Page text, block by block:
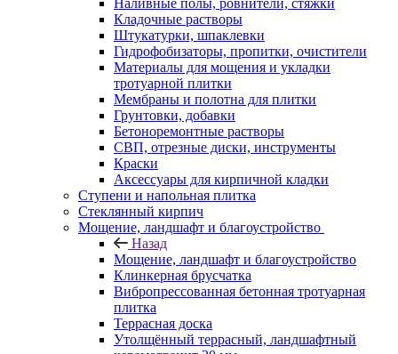
Наливные полы, ровнители, стяжки
Кладочные растворы
Штукатурки, шпаклевки
Гидрофобизаторы, пропитки, очистители
Материалы для мощения и укладки
тротуарной плитки
Мембраны и полотна для плитки
Грунтовки, добавки
Бетоноремонтные растворы
СВП, отрезные диски, инструменты
Краски
Аксессуары для кирпичной кладки
Ступени и напольная плитка
Cтеклянный кирпич
Мощение, ландшафт и благоустройство
Назад
Мощение, ландшафт и благоустройство
Клинкерная брусчатка
Вибропрессованная бетонная тротуарная
плитка
Террасная доска
Утолщённый террасный, ландшафтный